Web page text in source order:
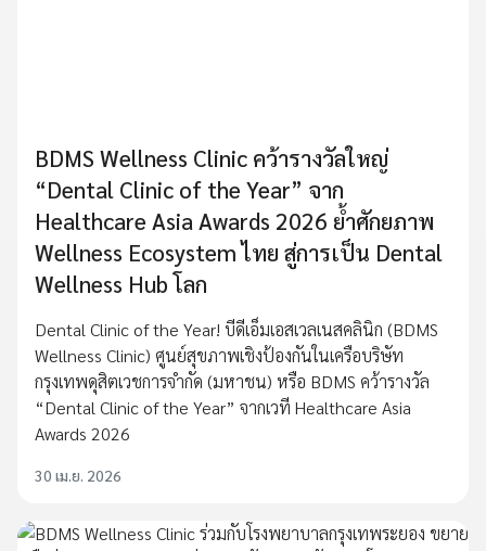
BDMS Wellness Clinic คว้ารางวัลใหญ่
“Dental Clinic of the Year” จาก
Healthcare Asia Awards 2026 ย้ำศักยภาพ
Wellness Ecosystem ไทย สู่การเป็น Dental
Wellness Hub โลก
Dental Clinic of the Year! บีดีเอ็มเอสเวลเนสคลินิก (BDMS
Wellness Clinic) ศูนย์สุขภาพเชิงป้องกันในเครือบริษัท
กรุงเทพดุสิตเวชการจำกัด (มหาชน) หรือ BDMS คว้ารางวัล
“Dental Clinic of the Year” จากเวที Healthcare Asia
Awards 2026
30 เม.ย. 2026